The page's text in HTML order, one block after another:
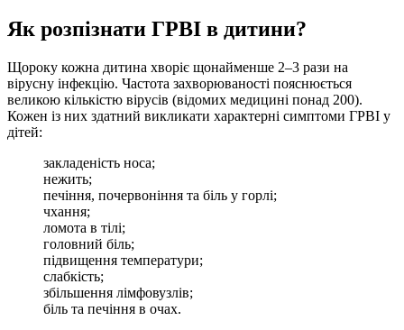
Як розпізнати ГРВІ в дитини?
Щороку кожна дитина хворіє щонайменше 2–3 рази на
вірусну інфекцію. Частота захворюваності пояснюється
великою кількістю вірусів (відомих медицині понад 200).
Кожен із них здатний викликати характерні симптоми ГРВІ у
дітей:
закладеність носа;
нежить;
печіння, почервоніння та біль у горлі;
чхання;
ломота в тілі;
головний біль;
підвищення температури;
слабкість;
збільшення лімфовузлів;
біль та печіння в очах.